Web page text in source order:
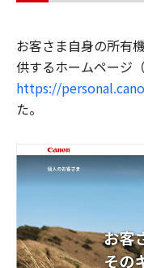
お客さま自身の所有
供するホームページ
https://
た。